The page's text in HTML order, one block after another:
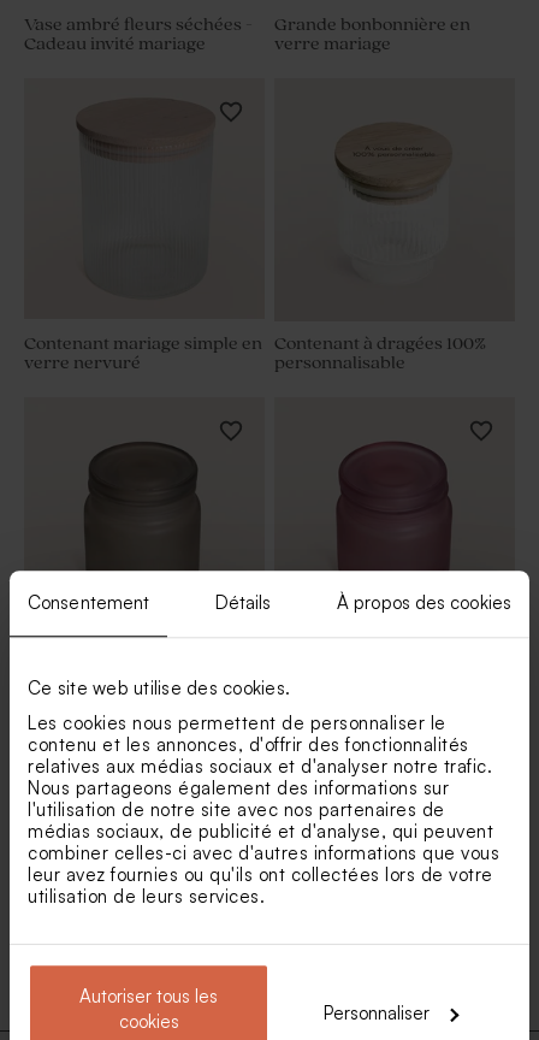
Consentement Détails À propos des cookies
Ce site web utilise des cookies.
Les cookies nous permettent de personnaliser le
contenu et les annonces, d'offrir des fonctionnalités
relatives aux médias sociaux et d'analyser notre trafic.
Nous partageons également des informations sur
l'utilisation de notre site avec nos partenaires de
médias sociaux, de publicité et d'analyse, qui peuvent
combiner celles-ci avec d'autres informations que vous
leur avez fournies ou qu'ils ont collectées lors de votre
utilisation de leurs services.
Autoriser tous les
cookies
Personnaliser
Contenant à dragées 100%
personnalisable
Vase ambré fleurs séchées -
Cadeau invité mariage
Grande bonbonnière en
verre mariage
Contenant mariage simple en
verre nervuré
mariage sable
mariage rose
son bouchon en liège